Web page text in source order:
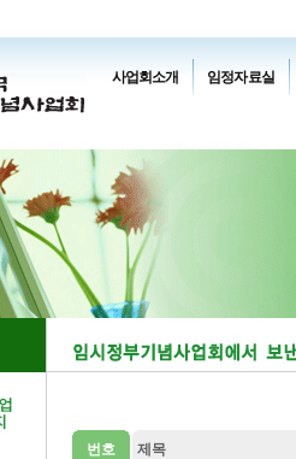
사업회소개 임정자료실
번호 제목